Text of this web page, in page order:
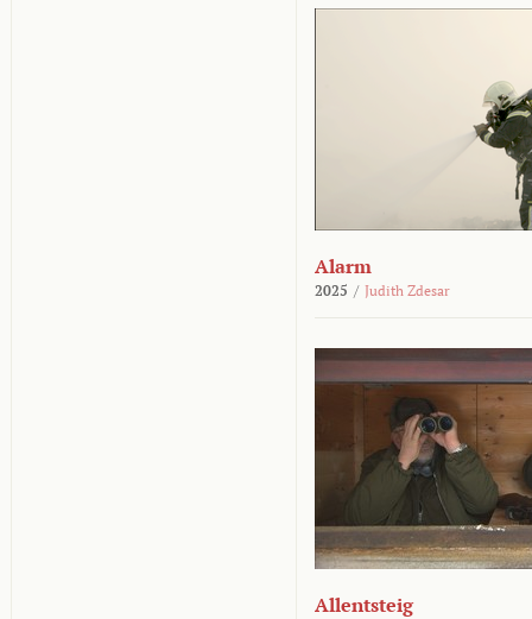
Alarm
2025 / Judith Zdesar
Allentsteig